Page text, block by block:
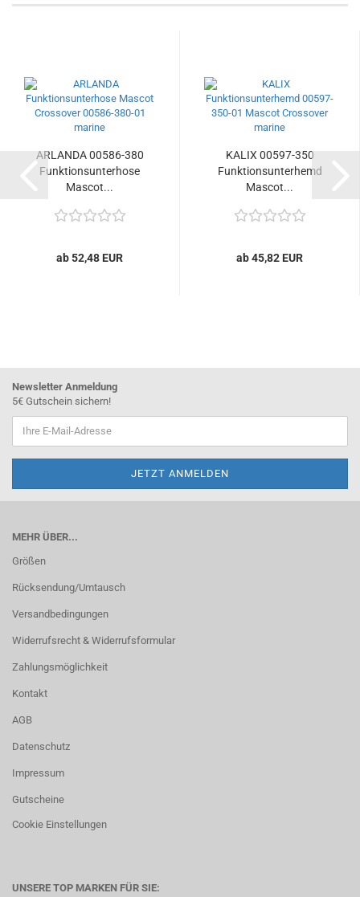
ARLANDA 00586-380
Funktionsunterhose
Mascot...
ab 52,48 EUR
KALIX 00597-350
Funktionsunterhemd
Mascot...
ab 45,82 EUR
Newsletter Anmeldung
5€ Gutschein sichern!
MEHR ÜBER...
Größen
Rücksendung/Umtausch
Versandbedingungen
Widerrufsrecht & Widerrufsformular
Zahlungsmöglichkeit
Kontakt
AGB
Datenschutz
Impressum
Gutscheine
Cookie Einstellungen
UNSERE TOP MARKEN FÜR SIE: